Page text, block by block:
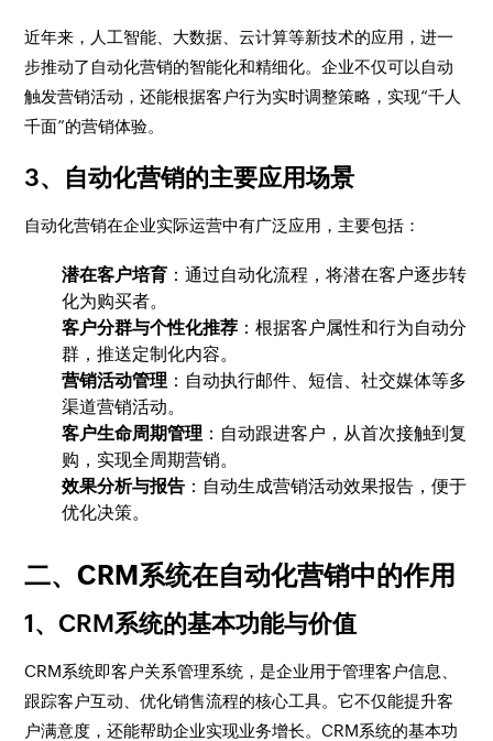
近年来，人工智能、大数据、云计算等新技术的应用，进一
步推动了自动化营销的智能化和精细化。企业不仅可以自动
触发营销活动，还能根据客户行为实时调整策略，实现“千人
千面”的营销体验。
3、自动化营销的主要应用场景
自动化营销在企业实际运营中有广泛应用，主要包括：
潜在客户培育 ：通过自动化流程，将潜在客户逐步转
化为购买者。
客户分群与个性化推荐 ：根据客户属性和行为自动分
群，推送定制化内容。
营销活动管理 ：自动执行邮件、短信、社交媒体等多
渠道营销活动。
客户生命周期管理 ：自动跟进客户，从首次接触到复
购，实现全周期营销。
效果分析与报告 ：自动生成营销活动效果报告，便于
优化决策。
二、CRM系统在自动化营销中的作用
1、CRM系统的基本功能与价值
CRM系统即客户关系管理系统，是企业用于管理客户信息、
跟踪客户互动、优化销售流程的核心工具。它不仅能提升客
户满意度，还能帮助企业实现业务增长。CRM系统的基本功